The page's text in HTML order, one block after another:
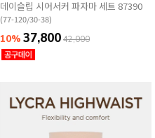
데이슬립 시어서커 파자마 세트 87390
(77-120/30-38)
10% 37,800 42,000